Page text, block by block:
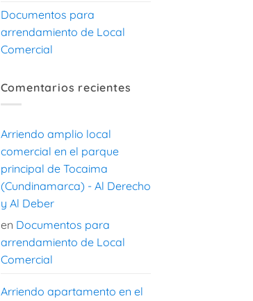
Documentos para
arrendamiento de Local
Comercial
Comentarios recientes
Arriendo amplio local
comercial en el parque
principal de Tocaima
(Cundinamarca) - Al Derecho
y Al Deber
en Documentos para
arrendamiento de Local
Comercial
Arriendo apartamento en el